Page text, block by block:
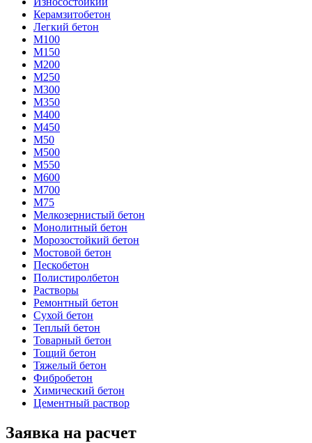
Керамзитобетон
Легкий бетон
М100
М150
М200
М250
М300
М350
М400
М450
М50
М500
М550
М600
М700
М75
Мелкозернистый бетон
Монолитный бетон
Морозостойкий бетон
Мостовой бетон
Пескобетон
Полистиролбетон
Растворы
Ремонтный бетон
Сухой бетон
Теплый бетон
Товарный бетон
Тощий бетон
Тяжелый бетон
Фибробетон
Химический бетон
Цементный раствор
Заявка на расчет